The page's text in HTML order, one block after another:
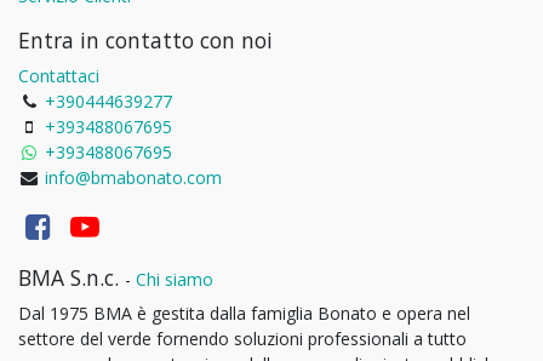
Entra in contatto con noi
Contattaci
+390444639277
+393488067695
+393488067695
info@bmabonato.com
BMA S.n.c. - Chi siamo
Dal 1975 BMA è gestita dalla famiglia Bonato e opera nel
settore del verde fornendo soluzioni professionali a tutto